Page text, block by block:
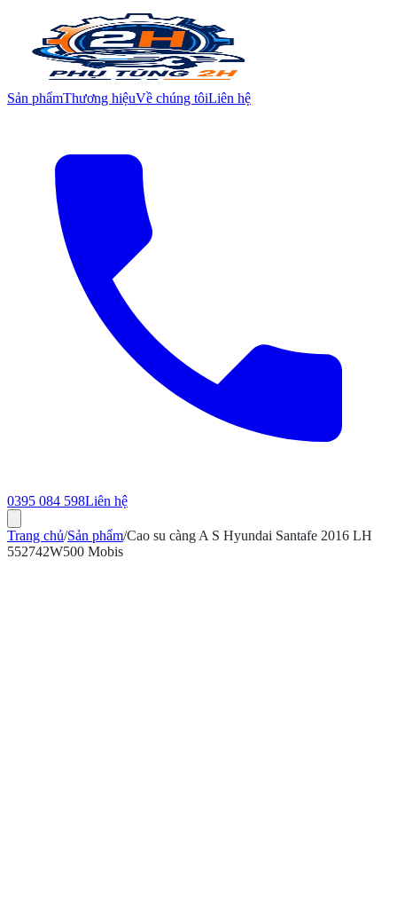
Sản phẩmThương hiệuVề chúng tôiLiên hệ
0395 084 598Liên hệ
Trang chủ/Sản phẩm/Cao su càng A S Hyundai Santafe 2016 LH
552742W500 Mobis